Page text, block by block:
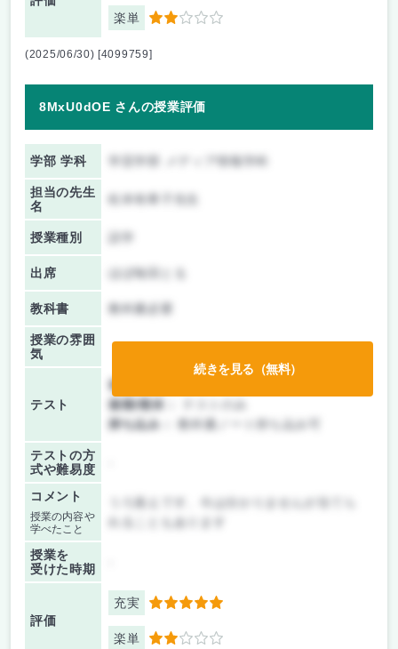
楽単 2
(2025/06/30) [4099759]
8MxU0dOE さんの授業評価
学部 学科 学芸学部 メディア情報学科
担当の先生
名
授業種別
出席 ほぼ毎回とる
教科書 教科書必要
授業の雰囲
気
テスト
前期/中間：
後期/期末：
持ち込み：
教科書ノート持ち込み可
テストの方
式や難易度
コメント
授業の内容や
学べたこと
れることもあります
授業を
受けた時期
評価
充実 5
楽単 2
続きを見る（無料）